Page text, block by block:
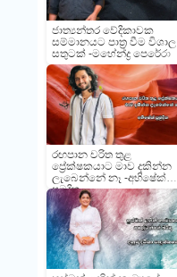
ජාත්‍යන්තර වේදිකාවක
සම්මානයට පාත්‍ර වීම විශාල
සතුටක් -මහේන්ද්‍ර පෙරේරා
රඟපාන චරිත තුළ
ප්‍රේක්ෂකයාට මාව දකින්න
ලැබෙන්නේ නෑ -අභිෂේක්
ප්‍රමුදිත